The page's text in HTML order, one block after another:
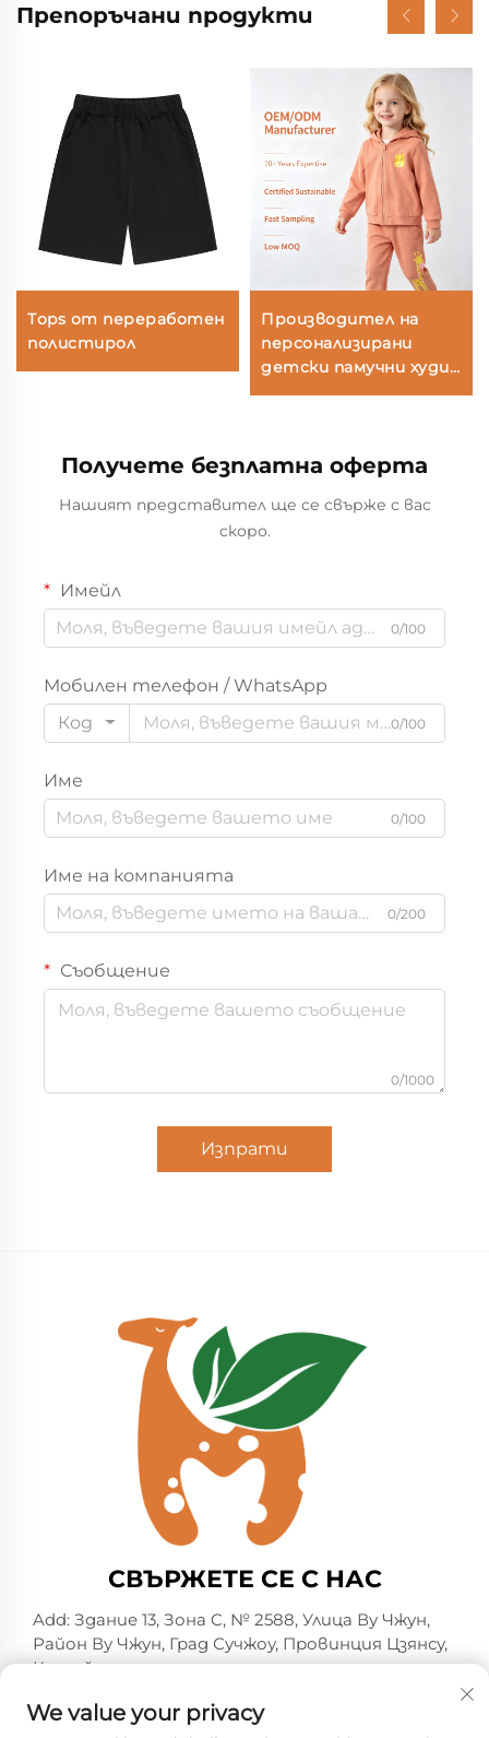
Препоръчани продукти
Тops от переработен
полистирол
Производител на
персонализирани
детски памучни худи
растителни бои, OEM
Получете безплатна оферта
Нашият представител ще се свърже с вас
скоро.
Имейл
0/100
Мобилен телефон / WhatsApp
Код
0/100
Име
0/100
Име на компанията
0/200
Съобщение
0/1000
Изпрати
СВЪРЖЕТЕ СЕ С НАС
Add: Здание 13, Зона C, № 2588, Улица Ву Чжун,
Район Ву Чжун, Град Сучжоу, Провинция Цзянсу,
Китай
Тел.:
+86-13606218836
[email protected]
We value your privacy